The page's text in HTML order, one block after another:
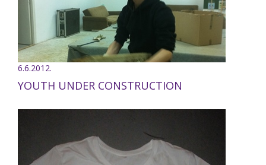
6.6.2012.
YOUTH UNDER CONSTRUCTION